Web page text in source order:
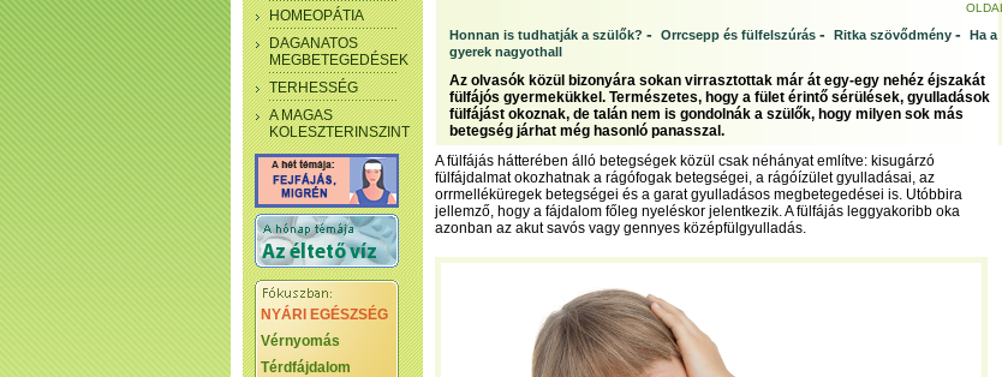
HOMEOPÁTIA
DAGANATOS
MEGBETEGEDÉSEK
TERHESSÉG
A MAGAS
KOLESZTERINSZINT
NYÁRI EGÉSZSÉG
Vérnyomás
Térdfájdalom
OLDAL
Honnan is tudhatják a szülők? - Orrcsepp és fülfelszúrás - Ritka szövődmény - Ha a
gyerek nagyothall
Az olvasók közül bizonyára sokan virrasztottak már át egy-egy nehéz éjszakát
fülfájós gyermekükkel. Természetes, hogy a fület érintő sérülések, gyulladások
fülfájást okoznak, de talán nem is gondolnák a szülők, hogy milyen sok más
betegség járhat még hasonló panasszal.
A fülfájás hátterében álló betegségek közül csak néhányat említve: kisugárzó
fülfájdalmat okozhatnak a rágófogak betegségei, a rágóízület gyulladásai, az
orrmelléküregek betegségei és a garat gyulladásos megbetegedései is. Utóbbira
jellemző, hogy a fájdalom főleg nyeléskor jelentkezik. A fülfájás leggyakoribb oka
azonban az akut savós vagy gennyes középfülgyulladás.